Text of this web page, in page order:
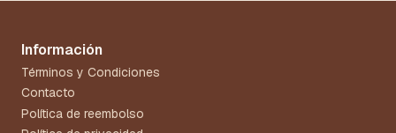
Información
Términos y Condiciones
Contacto
Política de reembolso